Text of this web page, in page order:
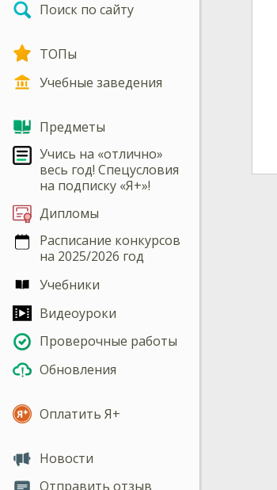
Поиск по сайту
ТОПы
Учебные заведения
Предметы
Учись на «отлично»
весь год! Спецусловия
на подписку «Я+»!
Дипломы
Расписание конкурсов
на 2025/2026 год
Учебники
Видеоуроки
Проверочные работы
Обновления
Оплатить Я+
Новости
Отправить отзыв